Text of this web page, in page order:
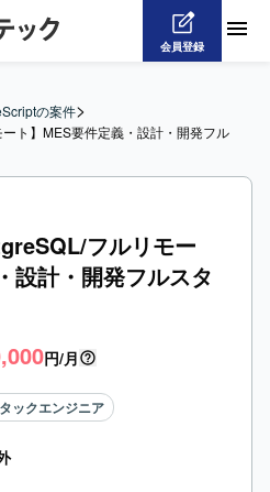
会員登録
の案件>
ト】MES要件定義・設計・開発フル
フルリモー
設計・開発フルスタ
円/月
ックエンジニア